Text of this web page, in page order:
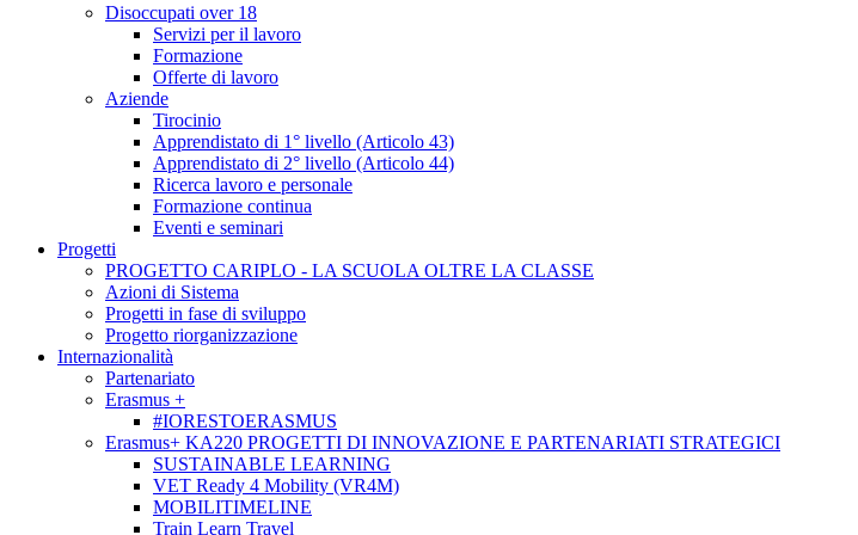
Disoccupati over 18
Servizi per il lavoro
Formazione
Offerte di lavoro
Aziende
Tirocinio
Apprendistato di 1° livello (Articolo 43)
Apprendistato di 2° livello (Articolo 44)
Ricerca lavoro e personale
Formazione continua
Eventi e seminari
Progetti
PROGETTO CARIPLO - LA SCUOLA OLTRE LA CLASSE
Azioni di Sistema
Progetti in fase di sviluppo
Progetto riorganizzazione
Internazionalità
Partenariato
Erasmus +
#IORESTOERASMUS
Erasmus+ KA220 PROGETTI DI INNOVAZIONE E PARTENARIATI STRATEGICI
SUSTAINABLE LEARNING
VET Ready 4 Mobility (VR4M)
MOBILITIMELINE
Train Learn Travel